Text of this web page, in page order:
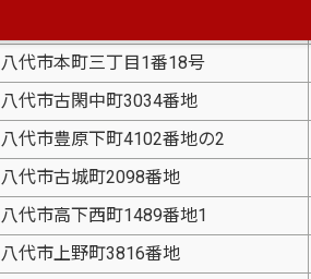
八代市本町三丁目1番18号
八代市古閑中町3034番地
八代市豊原下町4102番地の2
八代市古城町2098番地
八代市高下西町1489番地1
八代市上野町3816番地